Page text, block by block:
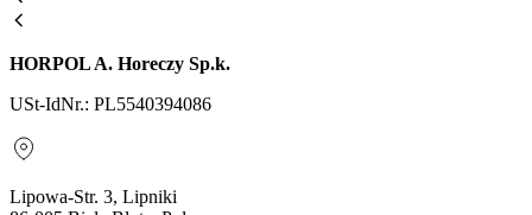
HORPOL A. Horeczy Sp.k.
USt-IdNr.: PL5540394086
Lipowa-Str. 3, Lipniki